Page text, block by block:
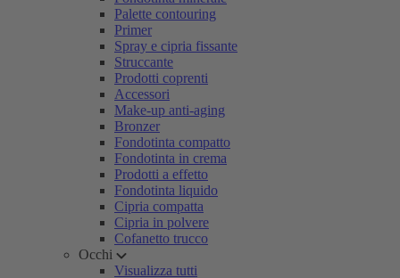
Palette contouring
Primer
Spray e cipria fissante
Struccante
Prodotti coprenti
Accessori
Make-up anti-aging
Bronzer
Fondotinta compatto
Fondotinta in crema
Prodotti a effetto
Fondotinta liquido
Cipria compatta
Cipria in polvere
Cofanetto trucco
Occhi
Visualizza tutti